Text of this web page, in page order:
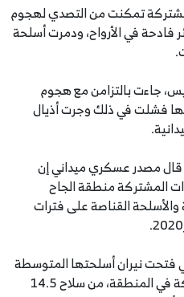
تمكنت من التصدي لهجوم
فادحة في الأرواح، ودمرت أسلحة
جاءت بالتزامن مع هجوم
فشلت في ذلك وجرت أذيال
مصدر عسكري ميداني إن
المشتركة منطقة الجاح
القناصة على فترات
فتحت نيران أسلحتها المتوسطة
على مواقع أخرى للقوات المشتركة في المنطقة، من سلاح 14.5